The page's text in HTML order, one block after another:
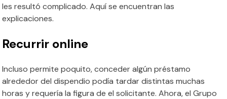
les resultó complicado. Aquí se encuentran las
explicaciones.
Recurrir online
Incluso permite poquito, conceder algún préstamo
alrededor del dispendio podía tardar distintas muchas
horas y requería la figura de el solicitante. Ahora, el Grupo